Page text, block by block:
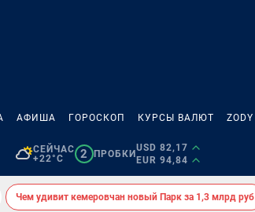
АФИША ГОРОСКОП КУРСЫ ВАЛЮТ ZODY
СЕЙЧАС
+22°C
2 ПРОБКИ
USD 82,17
EUR 94,84
Чем удивит кемеровчан новый Парк за 1,3 млрд руб